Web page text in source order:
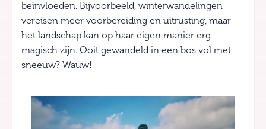
beïnvloeden. Bijvoorbeeld, winterwandelingen
vereisen meer voorbereiding en uitrusting, maar
het landschap kan op haar eigen manier erg
magisch zijn. Ooit gewandeld in een bos vol met
sneeuw? Wauw!